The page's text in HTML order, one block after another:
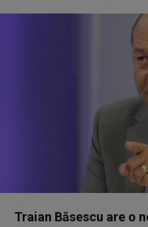
Traian Băsescu are o